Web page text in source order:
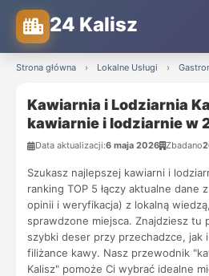
24 Kalisz
Strona główna › Lokalne Usługi ›
Kawiarnia i Lodziarnia
kawiarnie i lodziarnie w
Data aktualizacji:6 maja 2026 Zbadano
Szukasz najlepszej kawiarni i
ranking TOP 5 łączy aktualne dane
opinii i weryfikacja) z lokalną
sprawdzone miejsca. Znajdziesz tu
szybki deser przy przechadzce, jak
filiżance kawy. Nasz przewodnik
Kalisz" pomoże Ci wybrać idealne